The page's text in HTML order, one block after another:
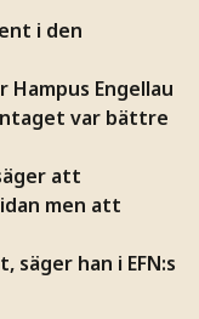
i den
Engellau
var bättre
att
men att
han i EFN:s